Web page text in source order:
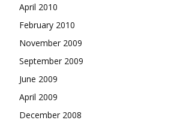
April 2010
February 2010
November 2009
September 2009
June 2009
April 2009
December 2008